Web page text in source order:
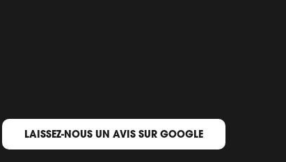
LAISSEZ-NOUS UN AVIS SUR GOOGLE